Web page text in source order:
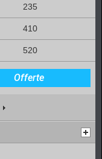
235
410
520
Offerte